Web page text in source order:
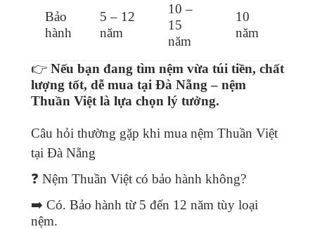
Bảo
hành
5 – 12
năm
10 –
15
năm
10
năm
👉 Nếu bạn đang tìm nệm vừa túi tiền, chất
lượng tốt, dễ mua tại Đà Nẵng – nệm
Thuần Việt là lựa chọn lý tưởng.
Câu hỏi thường gặp khi mua nệm Thuần Việt
tại Đà Nẵng
❓ Nệm Thuần Việt có bảo hành không?
➡️ Có. Bảo hành từ 5 đến 12 năm tùy loại
nệm.